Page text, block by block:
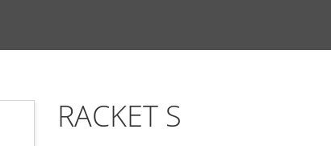
RACKET S